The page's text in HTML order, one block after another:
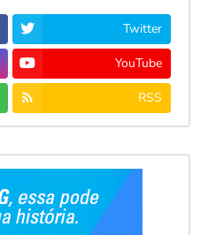
Twitter
YouTube
RSS